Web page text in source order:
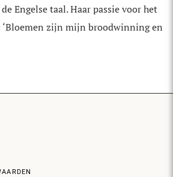
Engelse taal. Haar passie voor het
‘Bloemen zijn mijn broodwinning en